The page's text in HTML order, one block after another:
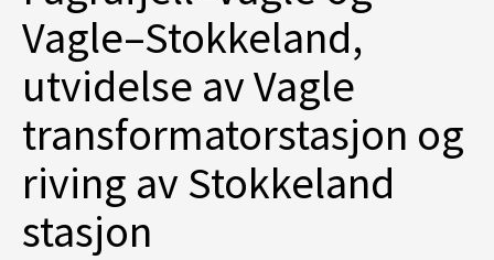
Vagle–Stokkeland,
utvidelse av Vagle
transformatorstasjon og
riving av Stokkeland
stasjon